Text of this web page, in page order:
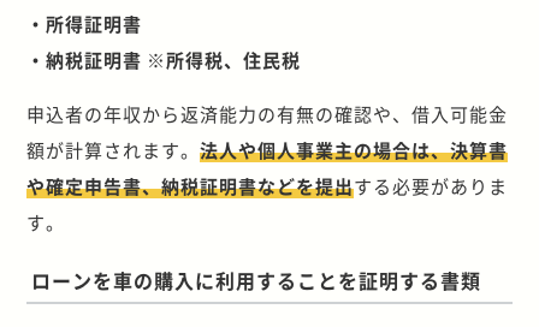
・所得証明書
・納税証明書 ※所得税、住民税
申込者の年収から返済能力の有無の確認や、借入可能金
額が計算されます。法人や個人事業主の場合は、決算書
や確定申告書、納税証明書などを提出する必要がありま
す。
ローンを車の購入に利用することを証明する書類